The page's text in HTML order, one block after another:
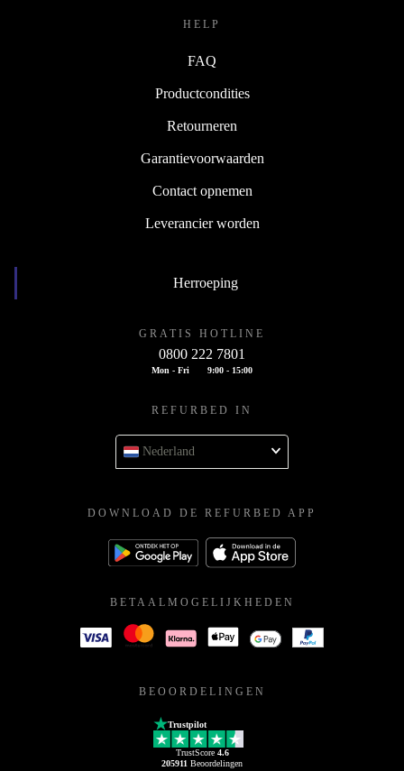
HELP
FAQ
Productcondities
Retourneren
Garantievoorwaarden
Contact opnemen
Leverancier worden
Herroeping
GRATIS HOTLINE
0800 222 7801
Mon - Fri 9:00 - 15:00
REFURBED IN
Nederland
DOWNLOAD DE REFURBED APP
BETAALMOGELIJKHEDEN
BEOORDELINGEN
Trustpilot
TrustScore 4.6
205911 Beoordelingen